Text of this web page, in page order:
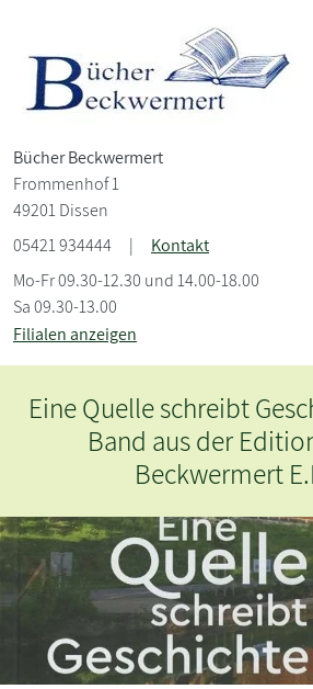
Bücher Beckwermert
Frommenhof 1
49201 Dissen
05421 934444
|
Kontakt
Mo-Fr 09.30-12.30 und 14.00-18.00
Sa 09.30-13.00
Filialen anzeigen
Literaturcafé